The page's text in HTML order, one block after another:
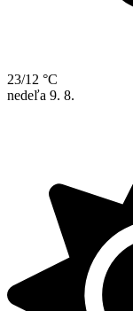
23/12 °C
nedeľa 9. 8.